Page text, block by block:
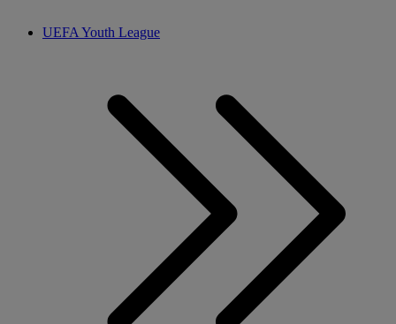
UEFA Youth League